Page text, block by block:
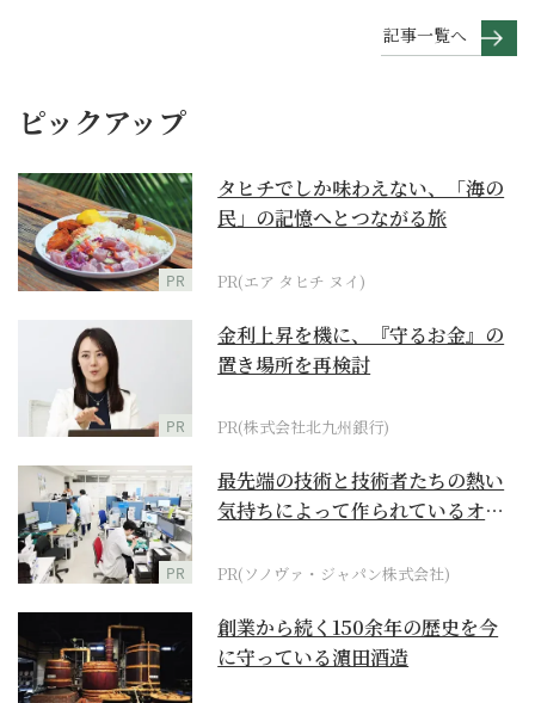
記事一覧へ
ピックアップ
PR
タヒチでしか味わえない、「海の
民」の記憶へとつながる旅
PR(エア タヒチ ヌイ)
PR
金利上昇を機に、『守るお金』の
置き場所を再検討
PR(株式会社北九州銀行)
PR
最先端の技術と技術者たちの熱い
気持ちによって作られているオー
PR(ソノヴァ・ジャパン株式会社)
創業から続く150余年の歴史を今
に守っている濵田酒造